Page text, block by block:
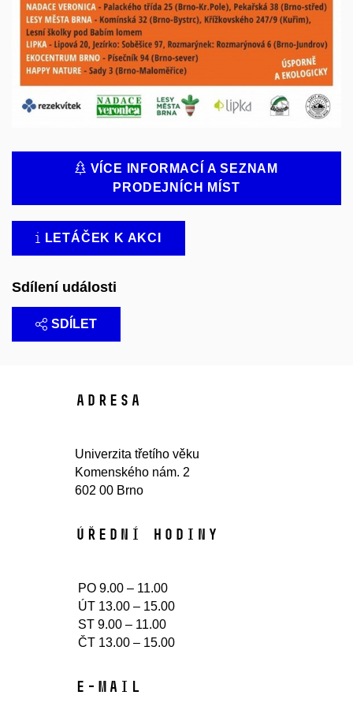
VÍCE INFORMACÍ A SEZNAM
PRODEJNÍCH MÍST
LETÁČEK K AKCI
Sdílení události
SDÍLET
Adresa
Univerzita třetího věku
Komenského nám. 2
602 00 Brno
Úřední hodiny​
PO 9.00 – 11.00
ÚT 13.00 – 15.00
ST 9.00 – 11.00
ČT 13.00 – 15.00
E-mail